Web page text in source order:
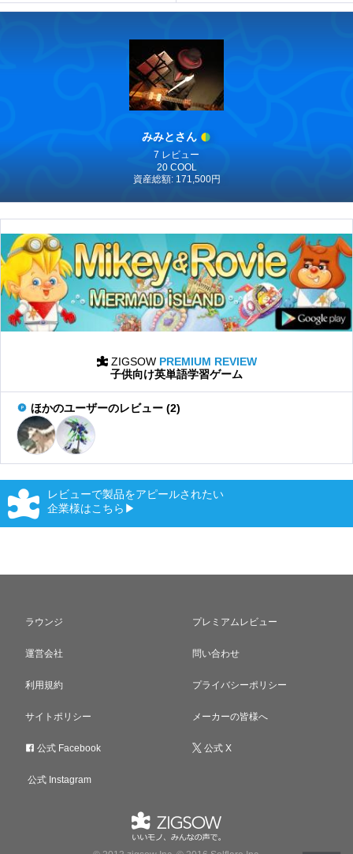
みみとさん
7 レビュー
20 COOL
資産総額: 171,500円
ZIGSOW PREMIUM REVIEW
子供向け英単語学習ゲーム
ほかのユーザーのレビュー (2)
レビューで製品をアピールされたい
企業様はこちら▶
ラウンジ プレミアムレビュー
運営会社 問い合わせ
利用規約 プライバシーポリシー
サイトポリシー メーカーの皆様へ
公式 Facebook 公式 X
公式 Instagram